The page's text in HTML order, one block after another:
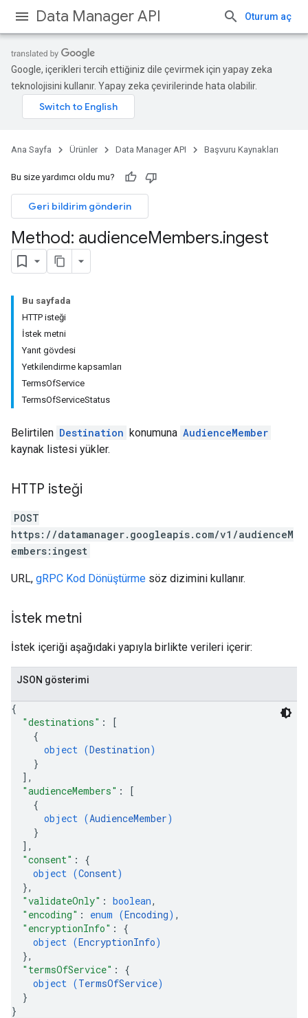
Data Manager API Oturum aç
Google, içerikleri tercih ettiğiniz dile çevirmek için yapay zeka
teknolojisini kullanır. Yapay zeka çevirilerinde hata olabilir.
Ana Sayfa Ürünler Data Manager API Başvuru Kaynakları
Bu size yardımcı oldu mu?
Geri bildirim gönderin
Method: audienceMembers.ingest
Bu sayfada
HTTP isteği
İstek metni
Yanıt gövdesi
Yetkilendirme kapsamları
TermsOfService
TermsOfServiceStatus
Belirtilen Destination konumuna AudienceMember
kaynak listesi yükler.
HTTP isteği
POST
https://datamanager.googleapis.com/v1/audienceM
embers:ingest
URL, gRPC Kod Dönüştürme söz dizimini kullanır.
İstek metni
İstek içeriği aşağıdaki yapıyla birlikte verileri içerir:
JSON gösterimi
{
"destinations" :
[
{
object (Destination)
}
] ,
"audienceMembers" :
[
{
object (AudienceMember)
}
] ,
"consent" : {
object (Consent)
},
"validateOnly" : boolean,
"encoding" : enum (Encoding) ,
"encryptionInfo" : {
object (EncryptionInfo)
},
"termsOfService" : {
object (TermsOfService)
}
}